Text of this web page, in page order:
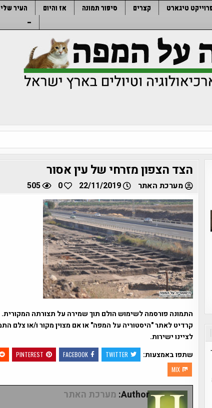
טיגארט קצרים סיפור תמונה אז והיום העיר שלי
–
הצד הצפון מזרחי של עין אסור
מערכת האתר 22/11/2019
0
505
התמונה פורסמה לשימוש הולם תוך שמירה על תצורתה המקורית.
קרדיט לאתר "היסטוריה על המפה" או אם מצוין מקור ו/או צלם
לציינו ישירות.
שתפו באמצעות:
TWITTER
FACEBOOK
PINTEREST
MIX
Author: מערכת האתר